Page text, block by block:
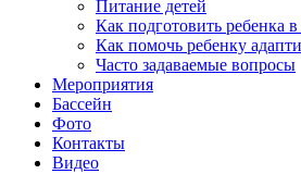
Питание детей
Как подготовить ребенка
Как помочь ребенку
Часто задаваемые вопросы
Мероприятия
Бассейн
Фото
Контакты
Видео